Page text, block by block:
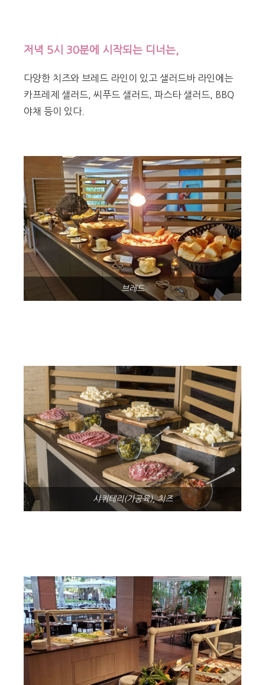
저녁 5시 30분에 시작되는 디너는,
다양한 치즈와 브레드 라인이 있고 샐러드바 라인에는
카프레제 샐러드, 씨푸드 샐러드, 파스타 샐러드, BBQ
야채 등이 있다.
브레드
샤퀴테리(가공육), 치즈